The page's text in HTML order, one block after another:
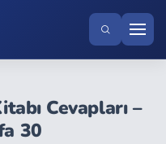
Cevapları –
30